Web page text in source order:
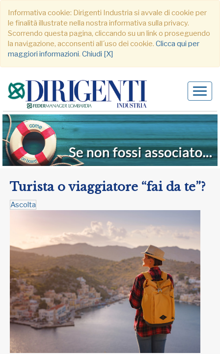
Informativa cookie: Dirigenti Industria si avvale di cookie per
le finalità illustrate nella nostra informativa sulla privacy.
Scorrendo questa pagina, cliccando su un link o proseguendo
la navigazione, acconsenti all´uso dei cookie. Clicca qui per
maggiori informazioni. Chiudi [X]
Turista o viaggiatore “fai da te”?
Ascolta